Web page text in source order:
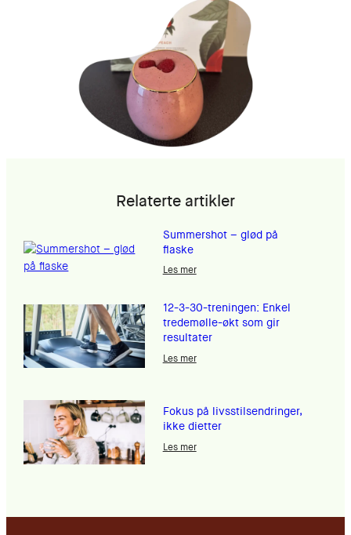
Relaterte artikler
Summershot – glød på
flaske
Les mer
12-3-30-treningen: Enkel
tredemølle-økt som gir
resultater
Les mer
Fokus på livsstilsendringer,
ikke dietter
Les mer